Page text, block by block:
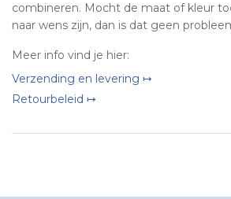
combineren. Mocht de maat of kleur
naar wens zijn, dan is dat geen
Meer info vind je hier:
Verzending en levering ↦
Retourbeleid ↦